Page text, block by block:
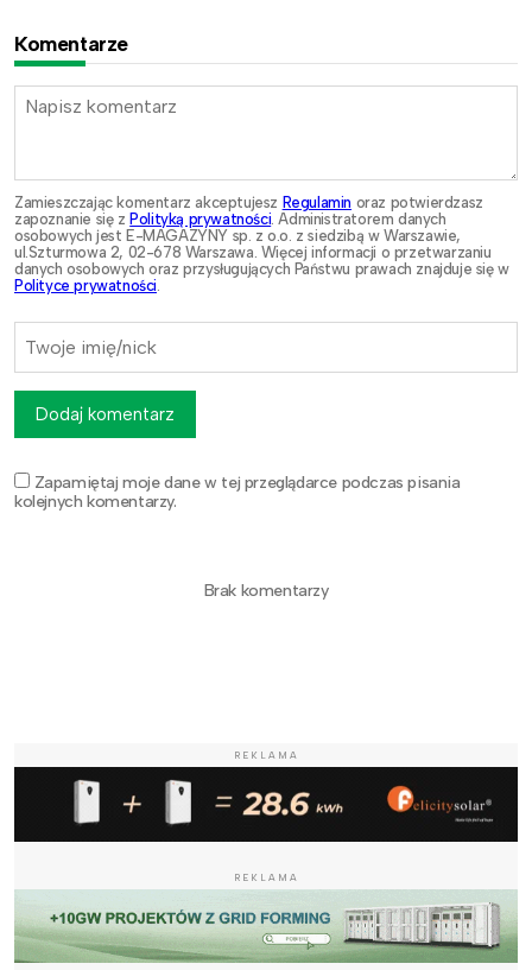
Komentarze
Zamieszczając komentarz akceptujesz Regulamin oraz potwierdzasz
zapoznanie się z Polityką prywatności. Administratorem danych
osobowych jest E-MAGAZYNY sp. z o.o. z siedzibą w Warszawie,
ul.Szturmowa 2, 02-678 Warszawa. Więcej informacji o przetwarzaniu
danych osobowych oraz przysługujących Państwu prawach znajduje się w
Polityce prywatności.
Zapamiętaj moje dane w tej przeglądarce podczas pisania
kolejnych komentarzy.
Dodaj komentarz
Brak komentarzy
REKLAMA
REKLAMA